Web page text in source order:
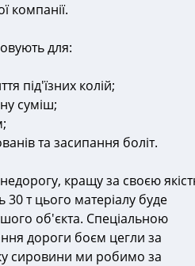
компанії.
для:
під'їзних колій;
суміш;
та засипання боліт.
кращу за своєю
30 т цього матеріалу буде
об'єкта. Спеціальною
дороги боєм цегли за
сировини ми робимо за